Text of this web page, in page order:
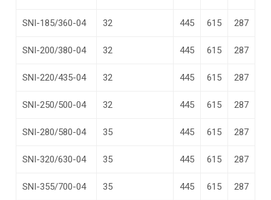
SNI-185/360-04 32 445 615 287
SNI-200/380-04 32 445 615 287
SNI-220/435-04 32 445 615 287
SNI-250/500-04 32 445 615 287
SNI-280/580-04 35 445 615 287
SNI-320/630-04 35 445 615 287
SNI-355/700-04 35 445 615 287